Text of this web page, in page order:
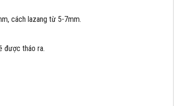
cách lazang từ 5-7mm.
được tháo ra.